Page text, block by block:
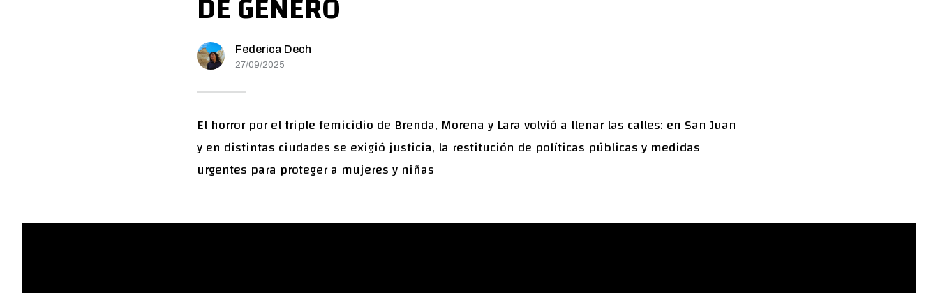
Federica Dech
27/09/2025
El horror por el triple femicidio de Brenda, Morena y Lara volvió a llenar las calles: en San Juan
y en distintas ciudades se exigió justicia, la restitución de políticas públicas y medidas
urgentes para proteger a mujeres y niñas